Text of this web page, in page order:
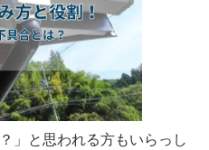
」と思われる方もいらっし